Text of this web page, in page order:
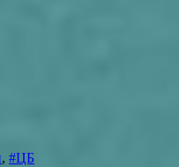
, #ЦБ